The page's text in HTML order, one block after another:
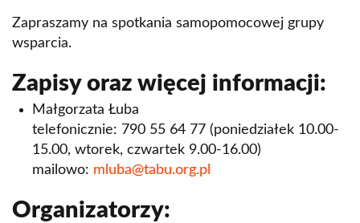
Zapraszamy na spotkania samopomocowej grupy
wsparcia.
Zapisy oraz więcej informacji:
Małgorzata Łuba
telefonicznie: 790 55 64 77 (poniedziałek 10.00-
15.00, wtorek, czwartek 9.00-16.00)
mailowo: mluba@tabu.org.pl
Organizatorzy:
Ochrony Danych Osobowych